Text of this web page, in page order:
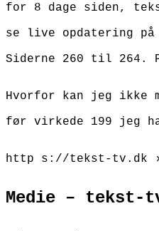
for 8 dage siden,
se live opdatering på
Siderne 260 til 264.
Hvorfor kan jeg ikke
før virkede 199 jeg
http s://tekst-tv.dk ›
Medie – tekst-